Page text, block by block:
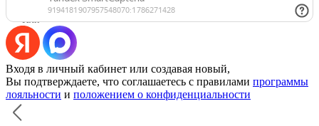
Уже есть аккаунт?Войти
Или
Входя в личный кабинет или создавая новый,
Вы подтверждаете, что соглашаетесь с правилами программы
лояльности и положением о конфиденциальности